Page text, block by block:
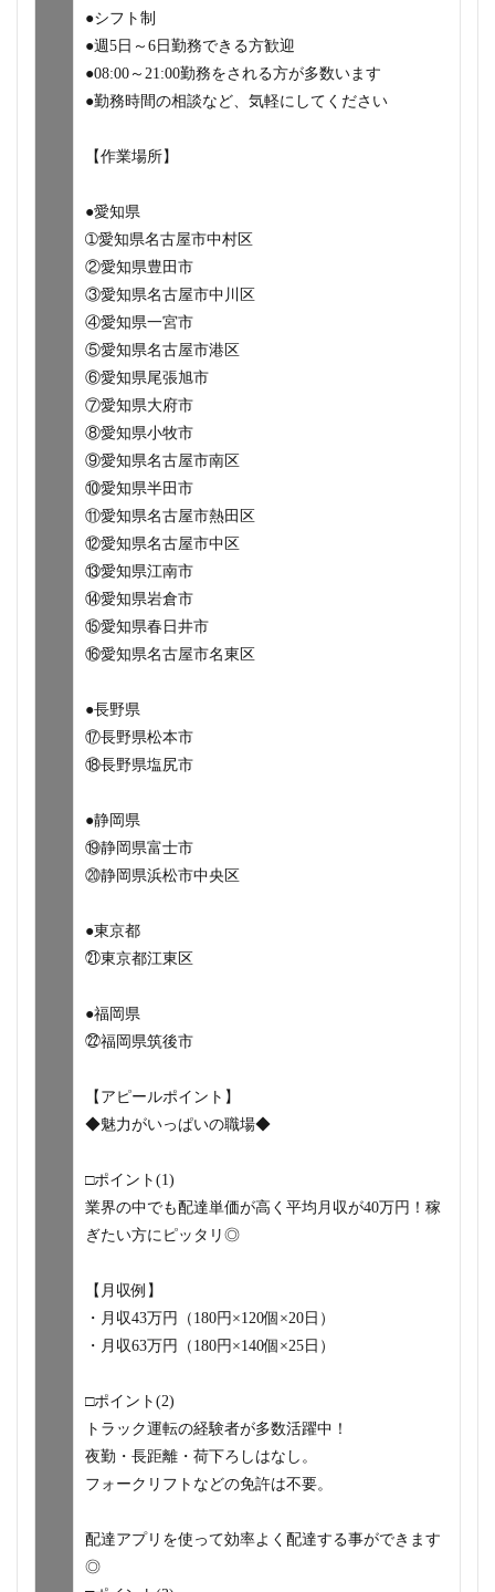
●シフト制
●週5日～6日勤務できる方歓迎
●08:00～21:00勤務をされる方が多数います
●勤務時間の相談など、気軽にしてください
【作業場所】
●愛知県
➀愛知県名古屋市中村区
②愛知県豊田市
③愛知県名古屋市中川区
④愛知県一宮市
⑤愛知県名古屋市港区
⑥愛知県尾張旭市
⑦愛知県大府市
⑧愛知県小牧市
⑨愛知県名古屋市南区
⑩愛知県半田市
⑪愛知県名古屋市熱田区
⑫愛知県名古屋市中区
⑬愛知県江南市
⑭愛知県岩倉市
⑮愛知県春日井市
⑯愛知県名古屋市名東区
●長野県
⑰長野県松本市
⑱長野県塩尻市
●静岡県
⑲静岡県富士市
⑳静岡県浜松市中央区
●東京都
㉑東京都江東区
●福岡県
㉒福岡県筑後市
【アピールポイント】
◆魅力がいっぱいの職場◆
□ポイント(1)
業界の中でも配達単価が高く平均月収が40万円！稼
ぎたい方にピッタリ◎
【月収例】
・月収43万円（180円×120個×20日）
・月収63万円（180円×140個×25日）
□ポイント(2)
トラック運転の経験者が多数活躍中！
夜勤・長距離・荷下ろしはなし。
フォークリフトなどの免許は不要。
配達アプリを使って効率よく配達する事ができます
◎